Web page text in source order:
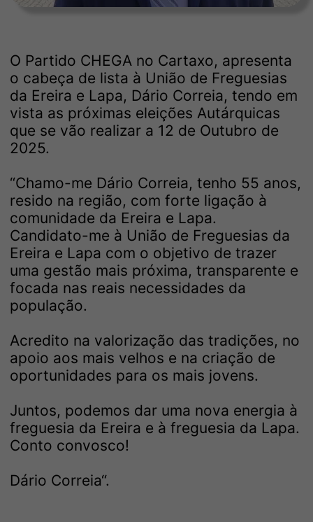
O Partido CHEGA no Cartaxo, apresenta
o cabeça de lista à União de Freguesias
da Ereira e Lapa, Dário Correia, tendo em
vista as próximas eleições Autárquicas
que se vão realizar a 12 de Outubro de
2025.
“Chamo-me Dário Correia, tenho 55 anos,
resido na região, com forte ligação à
comunidade da Ereira e Lapa.
Candidato-me à União de Freguesias da
Ereira e Lapa com o objetivo de trazer
uma gestão mais próxima, transparente e
focada nas reais necessidades da
população.
Acredito na valorização das tradições, no
apoio aos mais velhos e na criação de
oportunidades para os mais jovens.
Juntos, podemos dar uma nova energia à
freguesia da Ereira e à freguesia da Lapa.
Conto convosco!
Dário Correia“.